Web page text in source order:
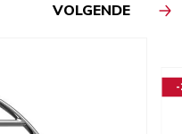
VOLGENDE
-